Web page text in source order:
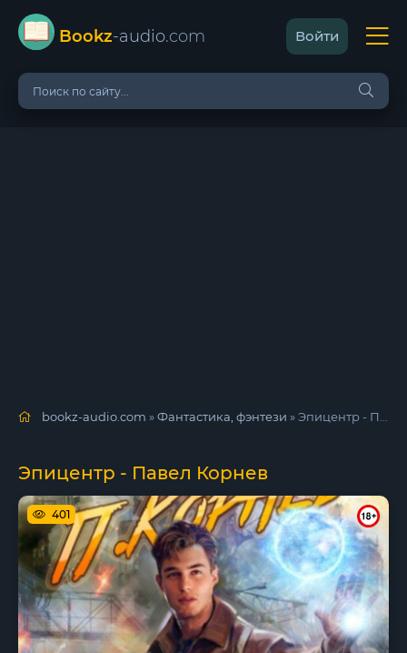
Bookz-audio.com Войти
bookz-audio.com »Фантастика, фэнтези » Эпицентр - Павел Корнев
Эпицентр - Павел Корнев
401